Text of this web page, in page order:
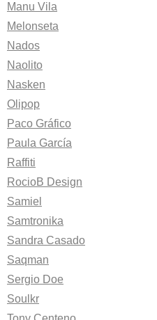
Manu Vila
Melonseta
Nados
Naolito
Nasken
Olipop
Paco Gráfico
Paula García
Raffiti
RocioB Design
Samiel
Samtronika
Sandra Casado
Saqman
Sergio Doe
Soulkr